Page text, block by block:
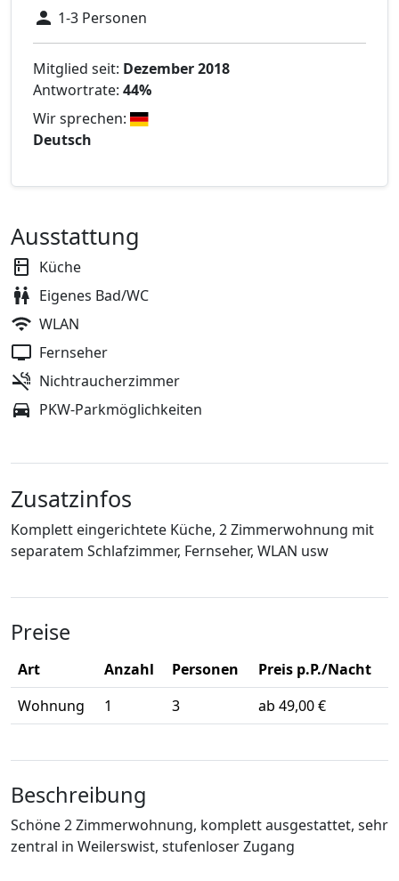
1-3 Personen
Mitglied seit: Dezember 2018
Antwortrate: 44%
Wir sprechen:
Deutsch
Ausstattung
Küche
Eigenes Bad/WC
WLAN
Fernseher
Nichtraucherzimmer
PKW-Parkmöglichkeiten
Zusatzinfos
Komplett eingerichtete Küche, 2 Zimmerwohnung mit
separatem Schlafzimmer, Fernseher, WLAN usw
Preise
Art Anzahl Personen
Preis p.P./Nacht
Wohnung
1 3 ab 49,00 €
Beschreibung
Schöne 2 Zimmerwohnung, komplett ausgestattet, sehr
zentral in Weilerswist, stufenloser Zugang